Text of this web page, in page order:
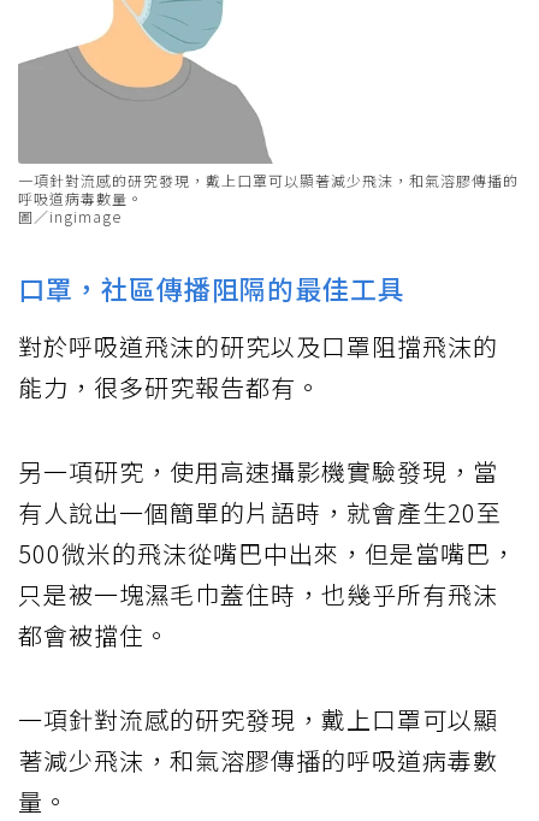
一項針對流感的研究發現，戴上口罩可以顯著減少飛沫，和氣溶膠傳播的
呼吸道病毒數量。
圖／ingimage
口罩，社區傳播阻隔的最佳工具
對於呼吸道飛沫的研究以及口罩阻擋飛沫的
能力，很多研究報告都有。
另一項研究，使用高速攝影機實驗發現，當
有人說出一個簡單的片語時，就會產生20至
500微米的飛沫從嘴巴中出來，但是當嘴巴，
只是被一塊濕毛巾蓋住時，也幾乎所有飛沫
都會被擋住。
一項針對流感的研究發現，戴上口罩可以顯
著減少飛沫，和氣溶膠傳播的呼吸道病毒數
量。